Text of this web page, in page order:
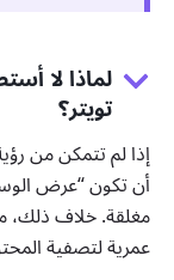
لماذا لا
تويتر؟
إذا لم تتمكن من
أن تكون “عرض
مغلقة. خلاف ذلك،
عمرية لتصفية